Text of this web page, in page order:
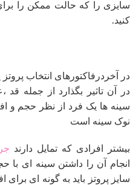
سایزی را که حالت ممکن را
کنید.
در آخردرفاکتورهای انتخاب
در آن تاثیر بگذارد از جمله
سینه ها یک فرد از نظر حجم و
نوک سینه است
بیشتر افرادی که تمایل دارند
انجام آن را داشتن سینه ای با
سایز پروتز باید به گونه ای برای